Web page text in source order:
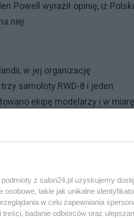
Powell wyraził opinię, iż
niej.
w jej organizację
samoloty RWD-8 i jeden
ekipę modelarzy i w miarę
z Katowic w liczącą 1300 km
jedyna lotnicza ekipa skautowa
wzbudziły tym większy
ono listy z zapewnieniami
z salon24.pl uzyskujemy
takie jak unikalne
w celu zapewniania
badanie odbiorców oraz